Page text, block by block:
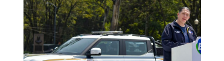
nacional.